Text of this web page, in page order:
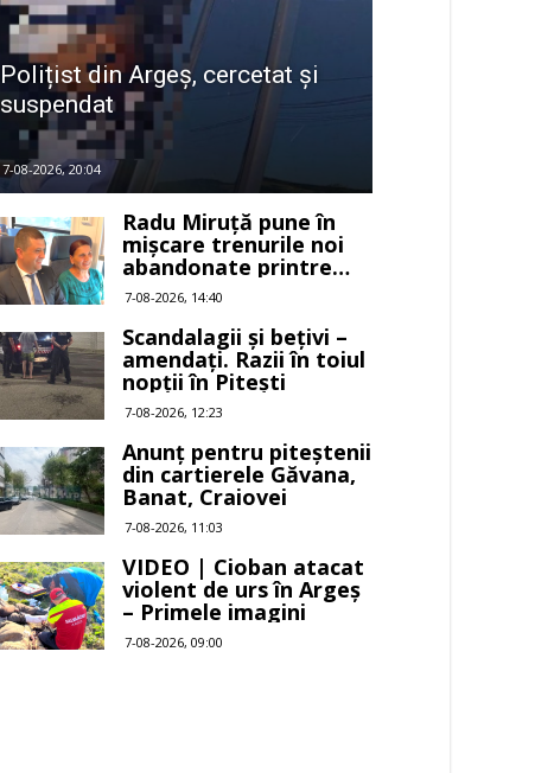
Polițist din Argeș, cercetat și
suspendat
7-08-2026, 20:04
Radu Miruță pune în
mișcare trenurile noi
abandonate printre
buruieni
7-08-2026, 14:40
Scandalagii și bețivi –
amendați. Razii în toiul
nopții în Pitești
7-08-2026, 12:23
Anunț pentru piteștenii
din cartierele Găvana,
Banat, Craiovei
7-08-2026, 11:03
VIDEO | Cioban atacat
violent de urs în Argeș
– Primele imagini
7-08-2026, 09:00